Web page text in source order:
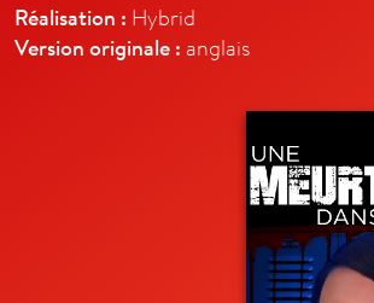
Réalisation : Hybrid
Version originale : anglais